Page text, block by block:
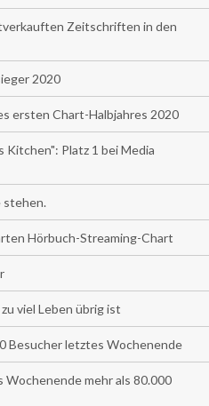
Zeitschriften in den
2020
ersten Chart-Halbjahres 2020
Kitchen": Platz 1 bei Media
stehen.
Hörbuch-Streaming-Chart
viel Leben übrig ist
Besucher letztes Wochenende
mehr als 80.000